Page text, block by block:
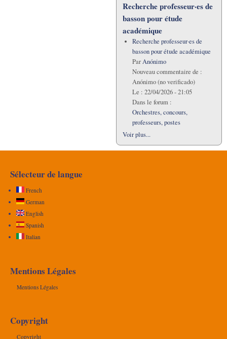
Recherche professeur·es de
basson pour étude
académique
Recherche professeur·es de
basson pour étude académique
ParAnónimo
Nouveau commentaire de :
Anónimo (no verificado)
Le : 22/04/2026 - 21:05
Dans le forum :
Orchestres, concours,
professeurs, postes
Voir plus...
Sélecteur de langue
French
German
English
Spanish
Italian
Mentions Légales
Mentions Légales
Copyright
Copyright